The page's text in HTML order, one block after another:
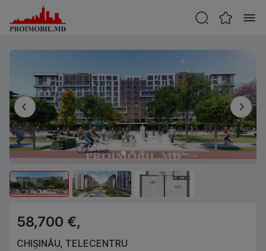
58,700 €,
CHIȘINĂU, TELECENTRU